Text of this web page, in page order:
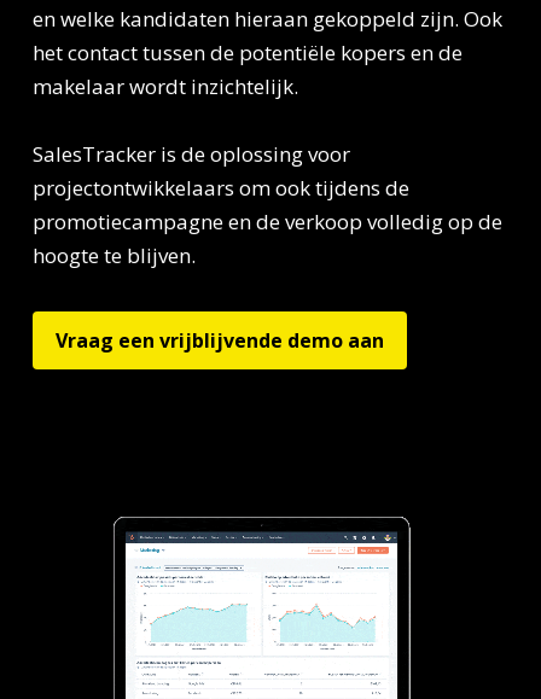
en welke kandidaten hieraan gekoppeld zijn. Ook
het contact tussen de potentiële kopers en de
makelaar wordt inzichtelijk.
SalesTracker is de oplossing voor
projectontwikkelaars om ook tijdens de
promotiecampagne en de verkoop volledig op de
hoogte te blijven.
Vraag een vrijblijvende demo aan